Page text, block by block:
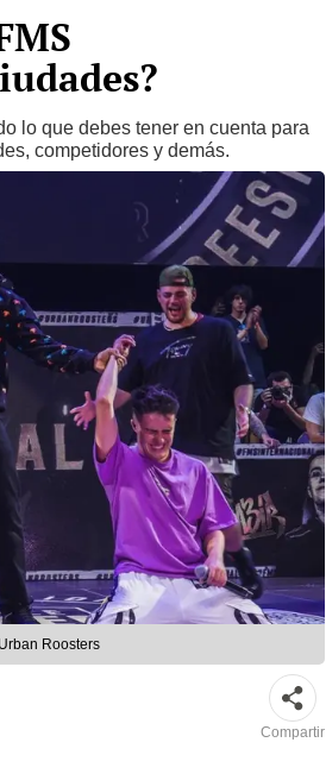
lo que debes tener en cuenta para
competidores y demás.
Roosters
Compartir